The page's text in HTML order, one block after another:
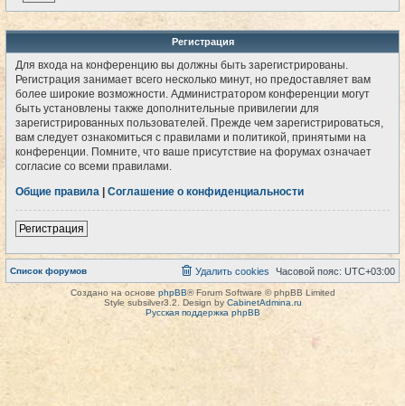
Регистрация
Для входа на конференцию вы должны быть зарегистрированы.
Регистрация занимает всего несколько минут, но предоставляет вам
более широкие возможности. Администратором конференции могут
быть установлены также дополнительные привилегии для
зарегистрированных пользователей. Прежде чем зарегистрироваться,
вам следует ознакомиться с правилами и политикой, принятыми на
конференции. Помните, что ваше присутствие на форумах означает
согласие со всеми правилами.
Общие правила
Соглашение о конфиденциальности
Регистрация
Список форумов Часовой пояс: UTC+03:00
Удалить cookies
Создано на основе phpBB® Forum Software © phpBB Limited
Style subsilver3.2. Design by CabinetAdmina.ru
Русская поддержка phpBB